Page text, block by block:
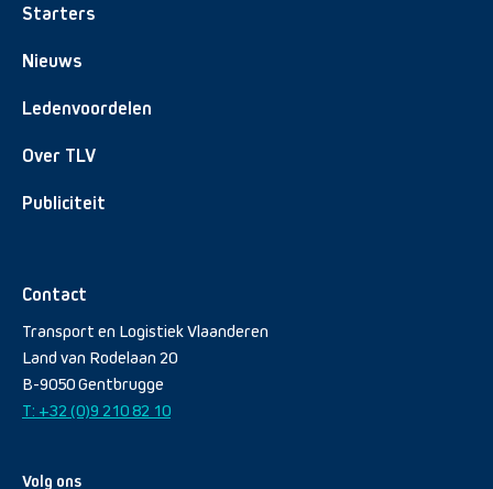
Starters
Nieuws
Ledenvoordelen
Over TLV
Publiciteit
Contact
Transport en Logistiek Vlaanderen
Land van Rodelaan 20
B-9050 Gentbrugge
T: +32 (0)9 210 82 10
Volg ons